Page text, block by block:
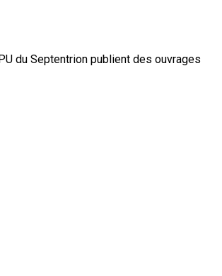
du Septentrion publient des ouvrages